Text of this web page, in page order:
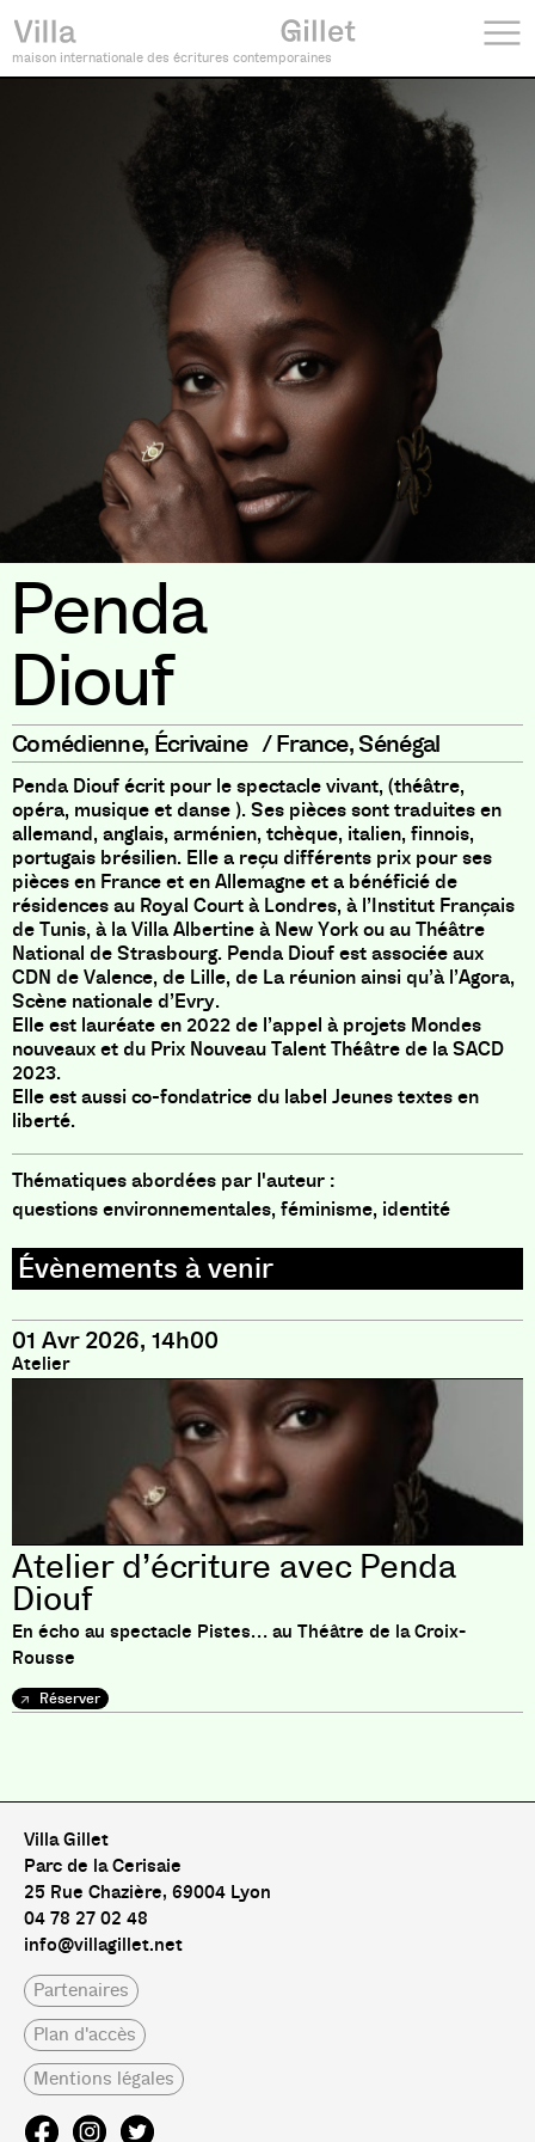
maison internationale des écritures contemporaines
Penda
Diouf
Comédienne, Écrivaine /France,Sénégal
Penda Diouf écrit pour le spectacle vivant, (théâtre,
opéra, musique et danse ). Ses pièces sont traduites en
allemand, anglais, arménien, tchèque, italien, finnois,
portugais brésilien. Elle a reçu différents prix pour ses
pièces en France et en Allemagne et a bénéficié de
résidences au Royal Court à Londres, à l’Institut Français
de Tunis, à la Villa Albertine à New York ou au Théâtre
National de Strasbourg. Penda Diouf est associée aux
CDN de Valence, de Lille, de La réunion ainsi qu’à l’Agora,
Scène nationale d’Evry.
Elle est lauréate en 2022 de l’appel à projets Mondes
nouveaux et du Prix Nouveau Talent Théâtre de la SACD
2023.
Elle est aussi co-fondatrice du label Jeunes textes en
liberté.
Thématiques abordées par l'auteur :
questions environnementales, féminisme, identité
01 Avr 2026, 14h00
Atelier
Atelier d’écriture avec Penda
Diouf
En écho au spectacle Pistes… au Théâtre de la Croix-
Rousse
Réserver
Villa Gillet
Parc de la Cerisaie
25 Rue Chazière, 69004 Lyon
04 78 27 02 48
info@villagillet.net
Partenaires
Plan d'accès
Mentions légales